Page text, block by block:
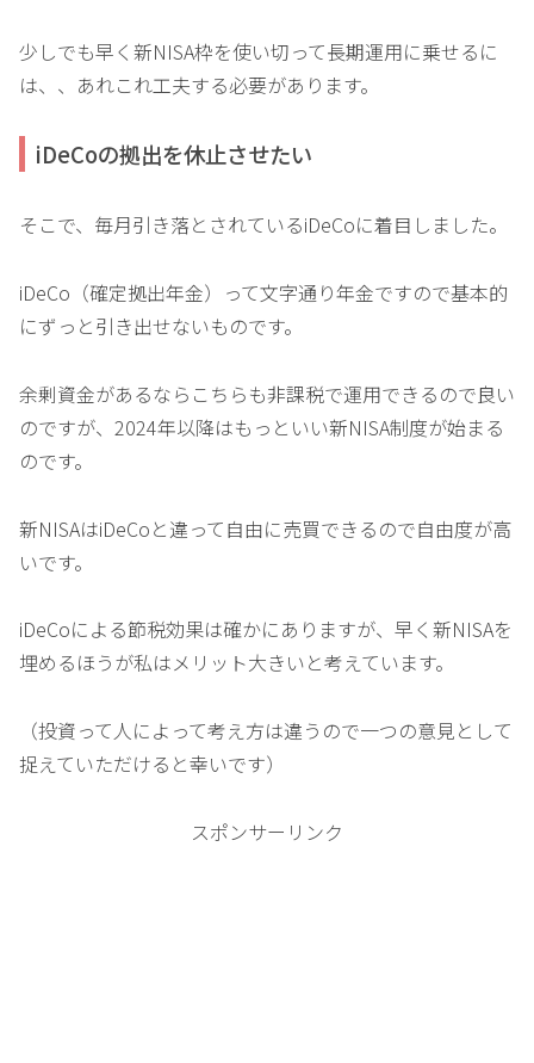
少しでも早く新NISA枠を使い切って長期運用に乗せるに
は、、あれこれ工夫する必要があります。
iDeCoの拠出を休止させたい
そこで、毎月引き落とされているiDeCoに着目しました。
iDeCo（確定拠出年金）って文字通り年金ですので基本的
にずっと引き出せないものです。
余剰資金があるならこちらも非課税で運用できるので良い
のですが、2024年以降はもっといい新NISA制度が始まる
のです。
新NISAはiDeCoと違って自由に売買できるので自由度が高
いです。
iDeCoによる節税効果は確かにありますが、早く新NISAを
埋めるほうが私はメリット大きいと考えています。
（投資って人によって考え方は違うので一つの意見として
捉えていただけると幸いです）
スポンサーリンク